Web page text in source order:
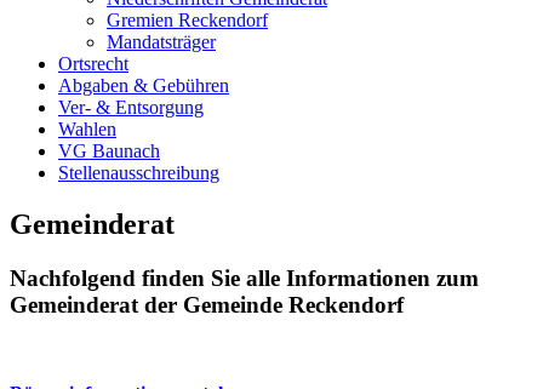
Gremien Reckendorf
Mandatsträger
Ortsrecht
Abgaben & Gebühren
Ver- & Entsorgung
Wahlen
VG Baunach
Stellenausschreibung
Gemeinderat
Nachfolgend finden Sie alle Informationen zum
Gemeinderat der Gemeinde Reckendorf